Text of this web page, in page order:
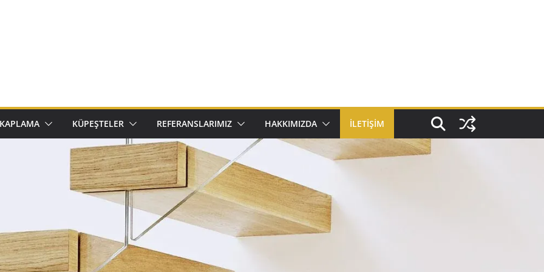
KÜPEŞTELER REFERANSLARIMIZ HAKKIMIZDA İLETIŞIM